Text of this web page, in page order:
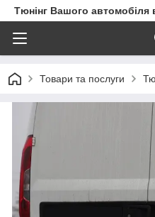
Тюнінг Вашого автомобіля
Товари та послуги